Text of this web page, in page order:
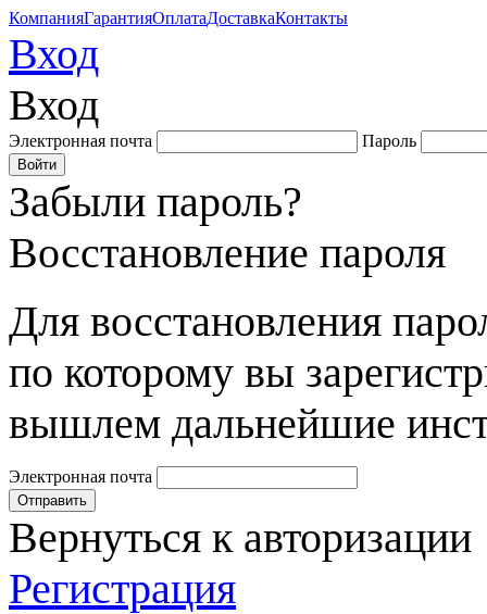
КомпанияГарантияОплатаДоставкаКонтакты
Вход
Вход
Электронная почта Пароль
Забыли пароль?
Восстановление пароля
Для восстановления
по которому вы
вышлем дальнейшие
Электронная почта
Вернуться к авторизации
Регистрация